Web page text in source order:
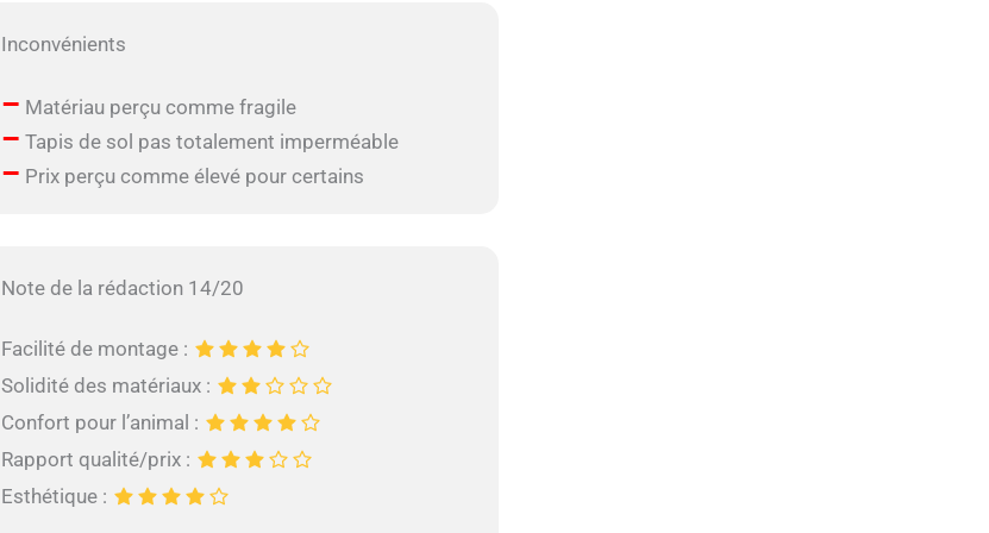
Inconvénients
– Matériau perçu comme fragile
– Tapis de sol pas totalement imperméable
– Prix perçu comme élevé pour certains
Note de la rédaction 14/20
Facilité de montage :
Solidité des matériaux :
Confort pour l’animal :
Rapport qualité/prix :
Esthétique :